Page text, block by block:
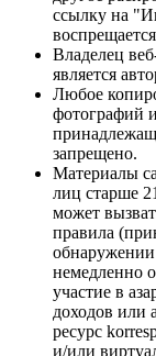
ссылку на
Владелец
является
Любое
фотографий
запрещено.
Материалы
лиц старше
может
правила
немедленно
участие в
доходов или
ресурс
и/или